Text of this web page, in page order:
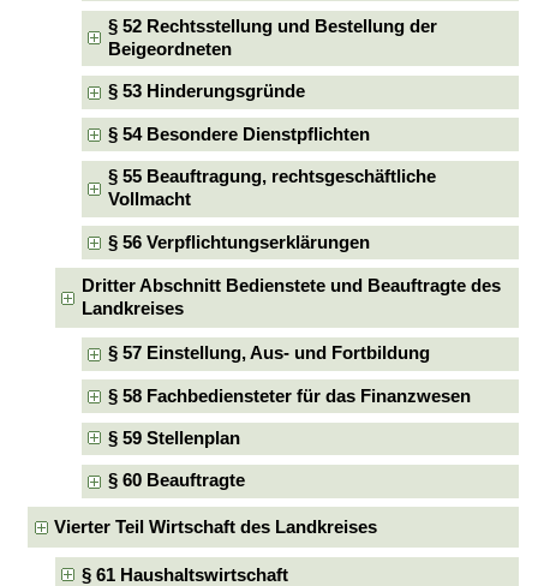
§ 52 Rechtsstellung und Bestellung der
Beigeordneten
§ 53 Hinderungsgründe
§ 54 Besondere Dienstpflichten
§ 55 Beauftragung, rechtsgeschäftliche
Vollmacht
§ 56 Verpflichtungserklärungen
Dritter Abschnitt Bedienstete und Beauftragte des
Landkreises
§ 57 Einstellung, Aus- und Fortbildung
§ 58 Fachbediensteter für das Finanzwesen
§ 59 Stellenplan
§ 60 Beauftragte
Vierter Teil Wirtschaft des Landkreises
§ 61 Haushaltswirtschaft